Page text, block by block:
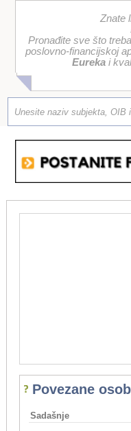
Znate
Pronađite sve što
poslovno-financijskoj
Eurekai
Povezane
Sadašnje